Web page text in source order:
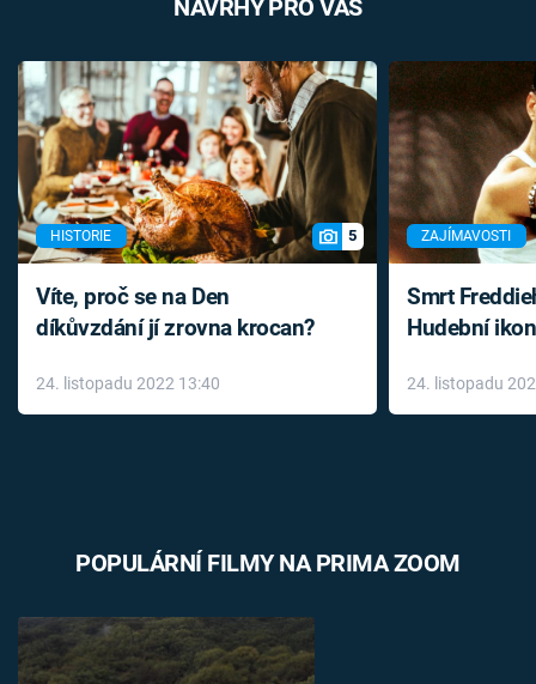
NÁVRHY PRO VÁS
HISTORIE 5
Víte, proč se na Den
díkůvzdání jí zrovna krocan?
24. listopadu 2022 13:40
ZAJÍMAVOSTI
Smrt
Hudební
léky
24. listopadu
POPULÁRNÍ FILMY NA PRIMA ZOOM